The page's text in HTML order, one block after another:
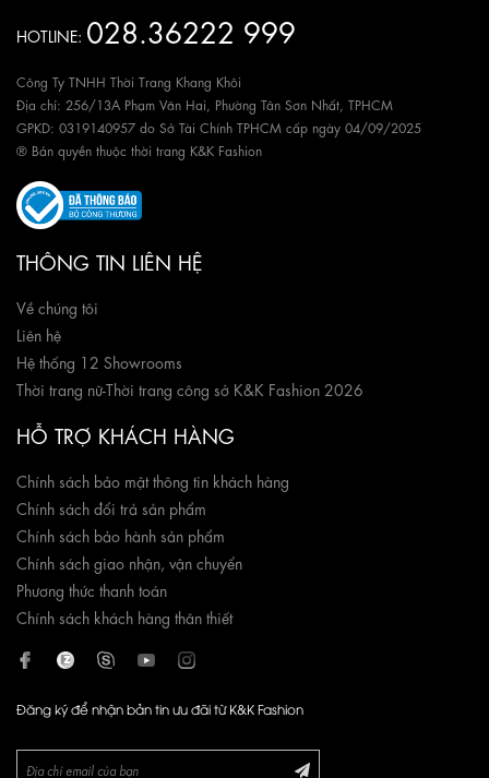
HOTLINE: 028.36222 999
Công Ty TNHH Thời Trang Khang Khôi
Địa chỉ: 256/13A Phạm Văn Hai, Phường Tân Sơn Nhất, TPHCM
GPKD: 0319140957 do Sở Tài Chính TPHCM cấp ngày 04/09/2025
® Bản quyền thuộc thời trang K&K Fashion
THÔNG TIN LIÊN HỆ
Về chúng tôi
Liên hệ
Hệ thống 12 Showrooms
Thời trang nữ-Thời trang công sở K&K Fashion 2026
HỖ TRỢ KHÁCH HÀNG
Chính sách bảo mật thông tin khách hàng
Chính sách đổi trả sản phẩm
Chính sách bảo hành sản phẩm
Chính sách giao nhận, vận chuyển
Phương thức thanh toán
Chính sách khách hàng thân thiết
Đăng ký để nhận bản tin ưu đãi từ K&K Fashion